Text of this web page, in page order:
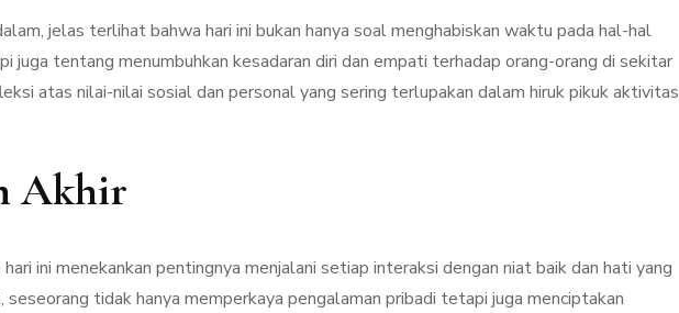
jelas terlihat bahwa hari ini bukan hanya soal menghabiskan waktu pada hal-hal
juga tentang menumbuhkan kesadaran diri dan empati terhadap orang-orang di sekitar
atas nilai-nilai sosial dan personal yang sering terlupakan dalam hiruk pikuk aktivitas
Akhir
ini menekankan pentingnya menjalani setiap interaksi dengan niat baik dan hati yang
seseorang tidak hanya memperkaya pengalaman pribadi tetapi juga menciptakan